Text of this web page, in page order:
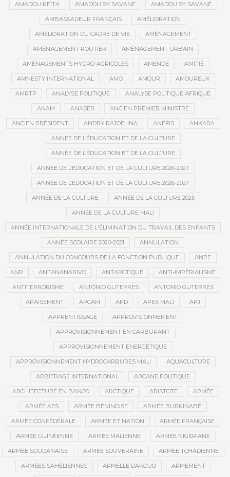
AMADOU KEÏTA AMADOU SY SAVANE AMADOU SY SAVANÉ
AMBASSADEUR FRANÇAIS AMÉLIORATION
AMÉLIORATION DU CADRE DE VIE AMÉNAGEMENT
AMÉNAGEMENT ROUTIER AMÉNAGEMENT URBAIN
AMÉNAGEMENTS HYDRO-AGRICOLES AMENDE AMITIÉ
AMNESTY INTERNATIONAL AMO AMOUR AMOUREUX
AMRTP ANALYSE POLITIQUE ANALYSE POLITIQUE AFRIQUE
ANAM ANASER ANCIEN PREMIER MINISTRE
ANCIEN PRÉSIDENT ANDRY RAJOELINA ANÉFIS ANKARA
ANNÉE DE L’ÉDUCATION ET DE LA CULTURE
ANNÉE DE L’ÉDUCATION ET DE LA CULTURE
ANNÉE DE L’ÉDUCATION ET DE LA CULTURE 2026-2027
ANNÉE DE L’ÉDUCATION ET DE LA CULTURE 2026-2027
ANNÉE DE LA CULTURE ANNÉE DE LA CULTURE 2025
ANNÉE DE LA CULTURE MALI
ANNÉE INTERNATIONALE DE L'ÉLIMINATION DU TRAVAIL DES ENFANTS
ANNÉE SCOLAIRE 2020-2021 ANNULATION
ANNULATION DU CONCOURS DE LA FONCTION PUBLIQUE ANPE
ANR ANTANANARIVO ANTARCTIQUE ANTI-IMPÉRIALISME
ANTITERRORISME ANTÓNIO GUTERRES ANTONIO GUTERRES
APAISEMENT APCAM APD APEX MALI APJ
APPRENTISSAGE APPROVISIONNEMENT
APPROVISIONNEMENT EN CARBURANT
APPROVISIONNEMENT ÉNERGÉTIQUE
APPROVISIONNEMENT HYDROCARBURES MALI AQUACULTURE
ARBITRAGE INTERNATIONAL ARCANE POLITIQUE
ARCHITECTURE EN BANCO ARCTIQUE ARISTOTE ARMÉE
ARMÉE AES ARMÉE BÉNINOISE ARMÉE BURKINABÉ
ARMÉE CONFÉDÉRALE ARMÉE ET NATION ARMÉE FRANÇAISE
ARMÉE GUINÉENNE ARMÉE MALIENNE ARMÉE NIGÉRIANE
ARMÉE SOUDANAISE ARMÉE SOUVERAINE ARMÉE TCHADIENNE
ARMÉES SAHÉLIENNES ARMELLE DAKOUO ARMEMENT